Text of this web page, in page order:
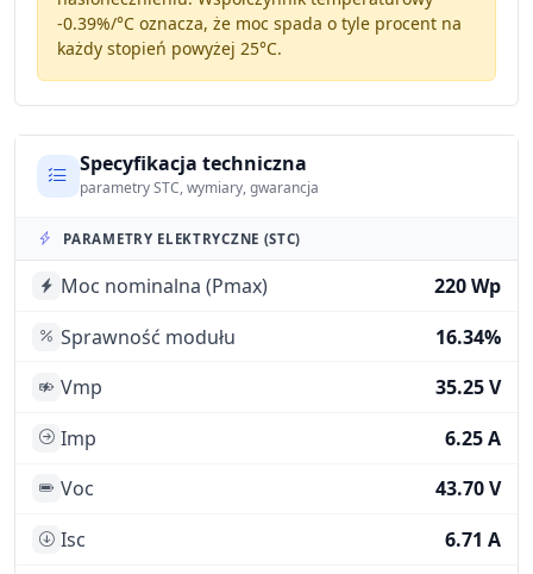
-0.39%/°Coznacza, że moc spada o tyle procent na
każdy stopień powyżej 25°C.
Specyfikacja techniczna
parametry STC, wymiary, gwarancja
PARAMETRY ELEKTRYCZNE (STC)
Moc nominalna (Pmax)
220 Wp
Sprawność modułu
16.34%
Vmp
35.25 V
Imp
6.25 A
Voc
43.70 V
Isc
6.71 A